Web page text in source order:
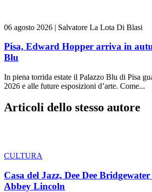
06 agosto 2026 | Salvatore La Lota Di Blasi
Pisa, Edward Hopper arriva in
Blu
In piena torrida estate il Palazzo Blu di Pisa
2026 e alle future esposizioni d’arte. Come...
Articoli dello stesso autore
CULTURA
Casa del Jazz, Dee Dee
Abbey Lincoln